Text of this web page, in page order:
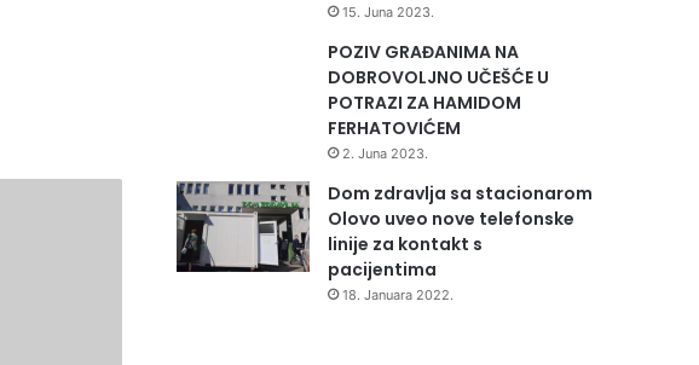
15. Juna 2023.
POZIV GRAĐANIMA NA
DOBROVOLJNO UČEŠĆE U
POTRAZI ZA HAMIDOM
FERHATOVIĆEM
2. Juna 2023.
Dom zdravlja sa stacionarom
Olovo uveo nove telefonske
linije za kontakt s
pacijentima
18. Januara 2022.